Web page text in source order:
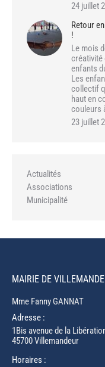
24 juillet
Retour
!
Le mois
créativité
enfants
Les
collectif
haut en
couleurs
23 juillet
Actualités
Associations
Municipalité
MAIRIE DE
Mme Fanny GANNAT
Adresse :
1Bis avenue de la
45700 Villemandeur
Horaires :